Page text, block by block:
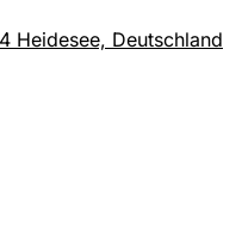
Heidesee, Deutschland